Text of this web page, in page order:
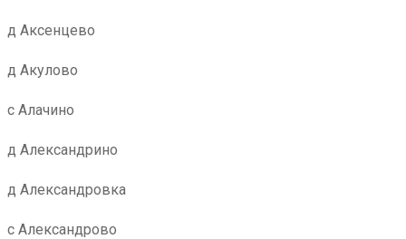
д Аксенцево
д Акулово
с Алачино
д Александрино
д Александровка
с Александрово